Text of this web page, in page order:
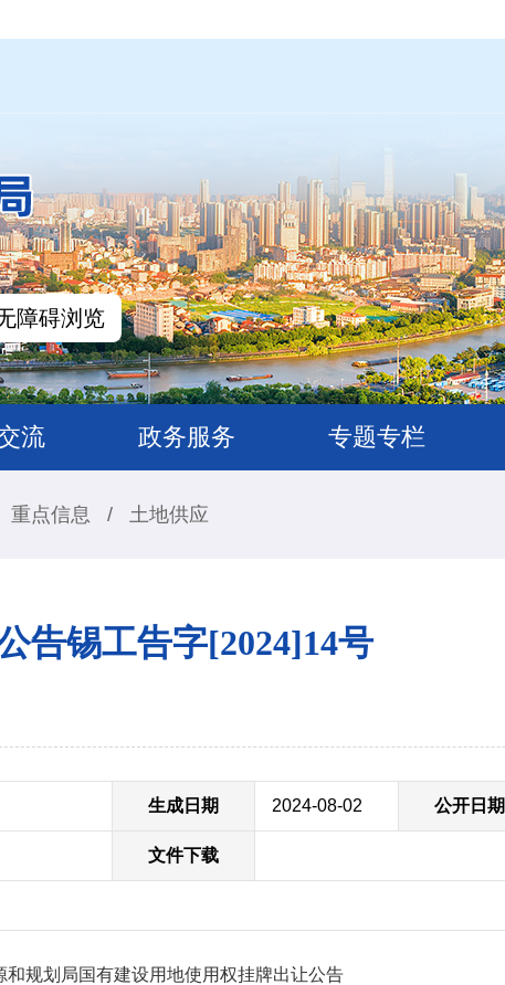
障碍浏览
流 政务服务 专题专栏
重点信息 / 土地供应
告锡工告字[2024]14号
生成日期 2024-08-02 公开日期
文件下载
和规划局国有建设用地使用权挂牌出让公告